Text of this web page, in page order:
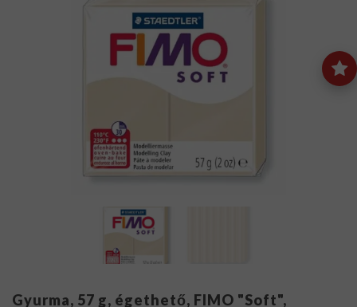
Gyurma, 57 g, égethető, FIMO "Soft",